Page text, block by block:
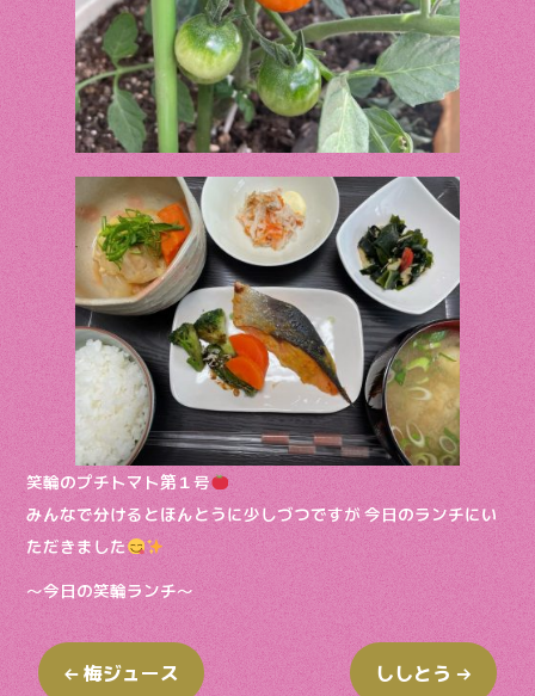
笑輪のプチトマト第１号
みんなで分けるとほんとうに少しづつですが 今日のランチにい
ただきました
〜今日の笑輪ランチ〜
←梅ジュース ししとう →